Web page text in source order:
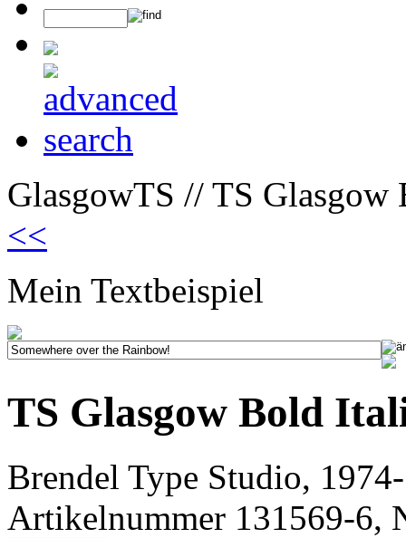
GlasgowTS // TS
<<
Mein Textbeispiel
TS Glasgow Bold
Brendel Type Studio,
Artikelnummer 131569-6,